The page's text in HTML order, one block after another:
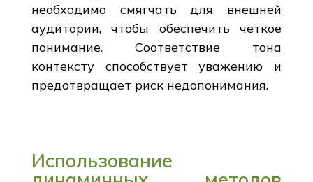
необходимо смягчать для внешней
аудитории, чтобы обеспечить четкое
понимание. Соответствие тона
контексту способствует уважению и
предотвращает риск недопонимания.
Использование